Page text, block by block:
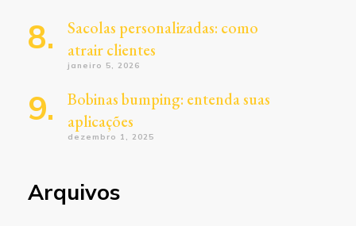
Sacolas personalizadas: como
atrair clientes
janeiro 5, 2026
Bobinas bumping: entenda suas
aplicações
dezembro 1, 2025
Arquivos